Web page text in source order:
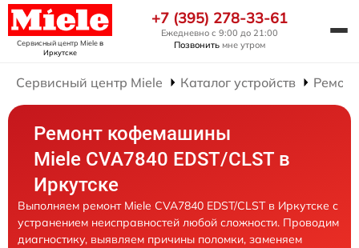
Сервисный центр Mieleв
Иркутске
+7 (395) 278-33-61
Ежедневно с 9:00 до 21:00
Позвонить мне утром
Сервисный центр Miele Каталог устройств
Ремонт кофемашины
Miele CVA7840 EDST/CLST в
Иркутске
Выполняем ремонт Miele CVA7840 EDST/CLST в Иркутске с
устранением неисправностей любой сложности. Проводим
диагностику, выявляем причины поломки, заменяем